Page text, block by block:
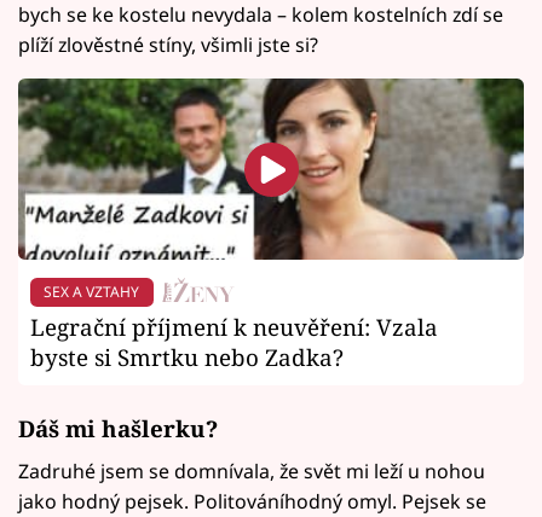
bych se ke kostelu nevydala – kolem kostelních zdí se
plíží zlověstné stíny, všimli jste si?
SEX A VZTAHY
Legrační příjmení k neuvěření: Vzala
byste si Smrtku nebo Zadka?
Dáš mi hašlerku?
Zadruhé jsem se domnívala, že svět mi leží u nohou
jako hodný pejsek. Politováníhodný omyl. Pejsek se